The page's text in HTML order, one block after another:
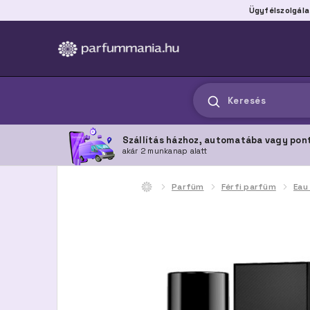
Keresés
Szállítás házhoz, automatába vagy
akár 2 munkanap alatt
Parfüm Férfi parfüm